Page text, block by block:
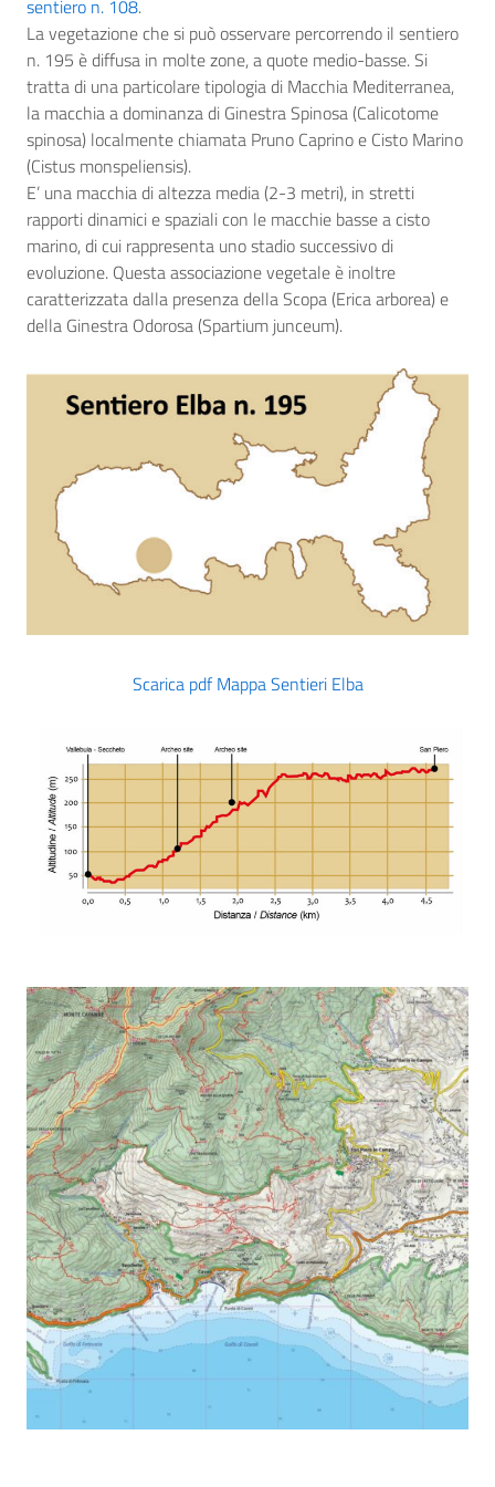
sentiero n. 108.
La vegetazione che si può osservare percorrendo il sentiero
n. 195 è diffusa in molte zone, a quote medio-basse. Si
tratta di una particolare tipologia di Macchia Mediterranea,
la macchia a dominanza di Ginestra Spinosa (Calicotome
spinosa) localmente chiamata Pruno Caprino e Cisto Marino
(Cistus monspeliensis).
E’ una macchia di altezza media (2-3 metri), in stretti
rapporti dinamici e spaziali con le macchie basse a cisto
marino, di cui rappresenta uno stadio successivo di
evoluzione. Questa associazione vegetale è inoltre
caratterizzata dalla presenza della Scopa (Erica arborea) e
della Ginestra Odorosa (Spartium junceum).
Scarica pdf Mappa Sentieri Elba